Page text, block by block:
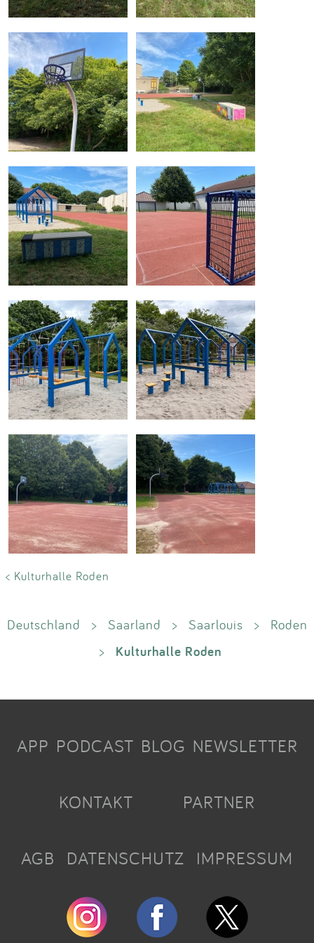
< Kulturhalle Roden
Deutschland > Saarland > Saarlouis >
Roden
>
Kulturhalle Roden
APP PODCAST BLOG NEWSLETTER
KONTAKT PARTNER
AGB DATENSCHUTZ IMPRESSUM